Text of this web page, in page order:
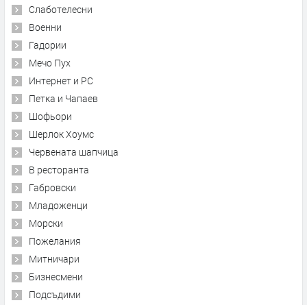
Слаботелесни
Военни
Гадории
Мечо Пух
Интернет и PC
Петка и Чапаев
Шофьори
Шерлок Хоумс
Червената шапчица
В ресторанта
Габровски
Младоженци
Морски
Пожелания
Митничари
Бизнесмени
Подсъдими